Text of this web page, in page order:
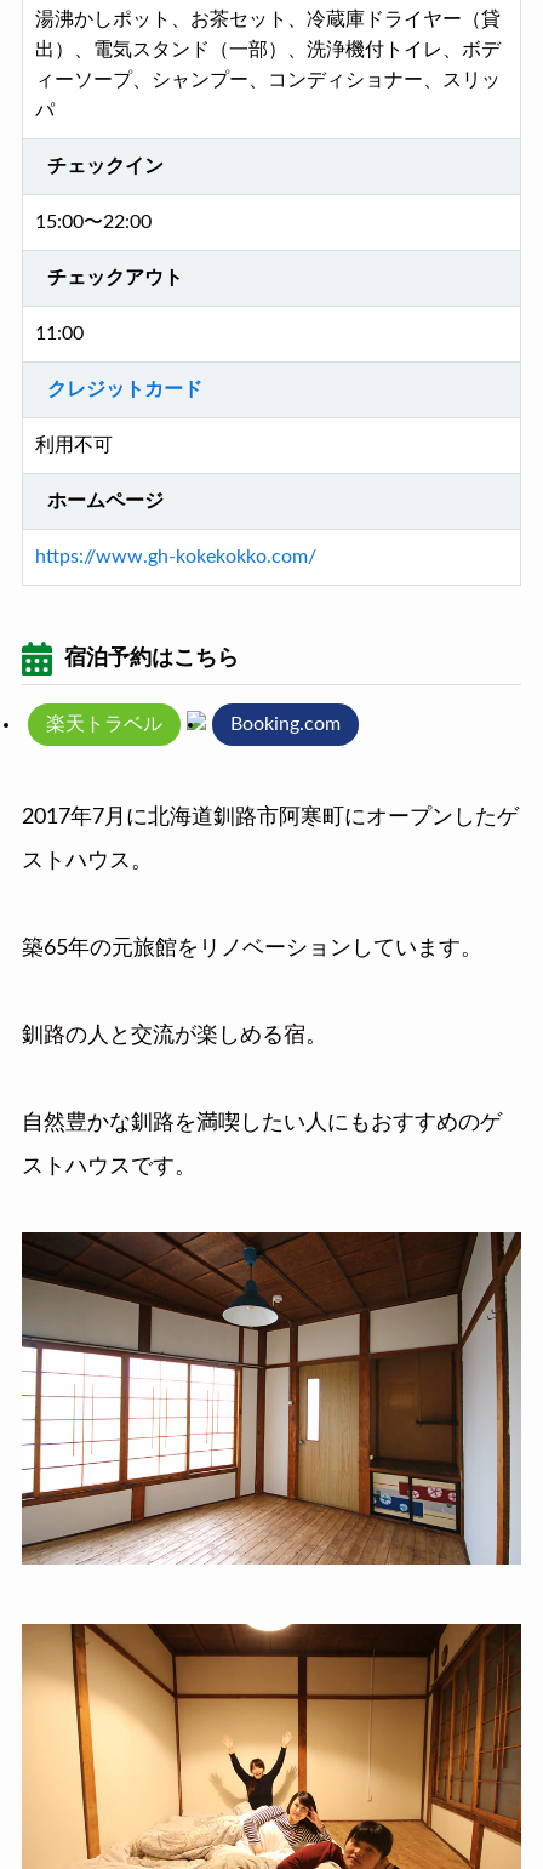
湯沸かしポット、お茶セット、冷蔵庫ドライヤー（貸
出）、電気スタンド（一部）、洗浄機付トイレ、ボデ
ィーソープ、シャンプー、コンディショナー、スリッ
パ
チェックイン
15:00〜22:00
チェックアウト
11:00
クレジットカード
利用不可
ホームページ
https://www.gh-kokekokko.com/
宿泊予約はこちら
楽天トラベル Booking.com
2017年7月に北海道釧路市阿寒町にオープンしたゲ
ストハウス。
築65年の元旅館をリノベーションしています。
釧路の人と交流が楽しめる宿。
​自然豊かな釧路を満喫したい人にもおすすめのゲ
ストハウスです。